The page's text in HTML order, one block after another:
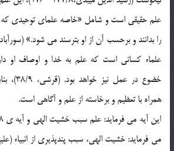
علم حقیقی است و شامل «خاصه علمای توحیدی
علماء کسانی است که علم به خدا و اوصاف او
خضوع در
همراه با تعظیم و برخاسته از علم و آگاهی است.
می فرماید: خشیت الهی، سبب پندپذیری از انبیاء